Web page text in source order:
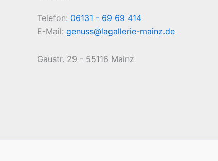
Telefon: 06131 - 69 69 414
E-Mail: genuss@lagallerie-mainz.de
Gaustr. 29 - 55116 Mainz